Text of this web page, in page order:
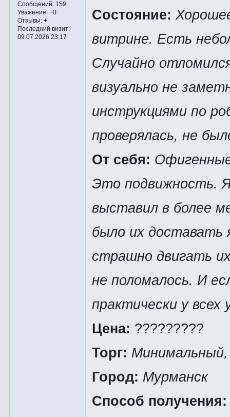
Сообщений:159
Уважение: +0
Отзывы: +
Последний визит:
09.07.2026 23:17
Состояние:
витрине. Есть
Случайно
визуально не
инструкциями по
проверялась, не
От себя:
Это подвижность.
выставил в более
было их доставать
страшно двигать
не поломалось. И
практически у
Цена: ?????????
Торг:
Город: Мурманск
Способ